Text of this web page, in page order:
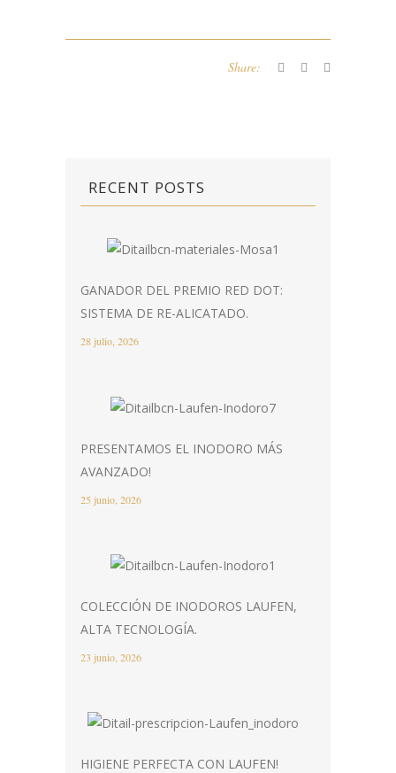
Share:
RECENT POSTS
GANADOR DEL PREMIO RED DOT:
SISTEMA DE RE-ALICATADO.
28 julio, 2026
PRESENTAMOS EL INODORO MÁS
AVANZADO!
25 junio, 2026
COLECCIÓN DE INODOROS LAUFEN,
ALTA TECNOLOGÍA.
23 junio, 2026
HIGIENE PERFECTA CON LAUFEN!